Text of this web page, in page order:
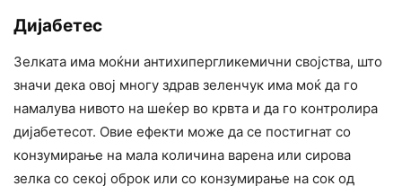
Дијабетес
Зелката има моќни антихипергликемични својства, што
значи дека овој многу здрав зеленчук има моќ да го
намалува нивото на шеќер во крвта и да го контролира
дијабетесот. Овие ефекти може да се постигнат со
конзумирање на мала количина варена или сирова
зелка со секој оброк или со конзумирање на сок од